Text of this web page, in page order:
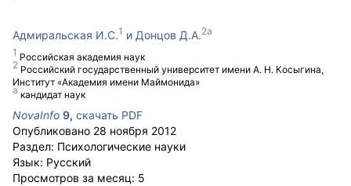
Адмиральская И.С.
Российская академия наук
Донцов Д.А.
Российский государственный университет имени А. Н. Косыгина,
Институт «Академия имени Маймонида»
кандидат наук
NovaInfo 9, скачать PDF
Опубликовано 28 ноября 2012
Раздел: Психологические науки
Язык: Русский
Просмотров за месяц: 5